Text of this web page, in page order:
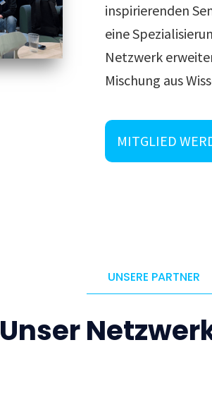
inspirierenden
eine
Netzwerk
Mischung aus
MITGLIED
UNSERE PARTNER
Unser